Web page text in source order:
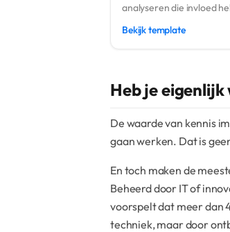
analyseren die invloed
Bekijk template
Heb je
De waarde van kennis
gaan werken. Dat is
En toch maken de
Beheerd door IT of
voorspelt dat meer dan
techniek, maar door